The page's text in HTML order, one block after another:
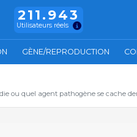
211.943
Utilisateurs réels
GÈNE/REPRODUCTION
ou quel agent pathogène se cache